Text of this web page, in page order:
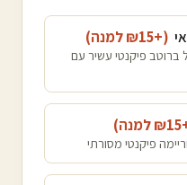
(+₪
15 למנה)
ברוטב פיקנטי עשיר עם
15 למנה)
פיקנטי מסורתי